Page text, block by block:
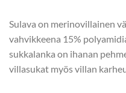
Sulava on merinovillainen
vahvikkeena 15%
sukkalanka on ihanan
villasukat myös villan